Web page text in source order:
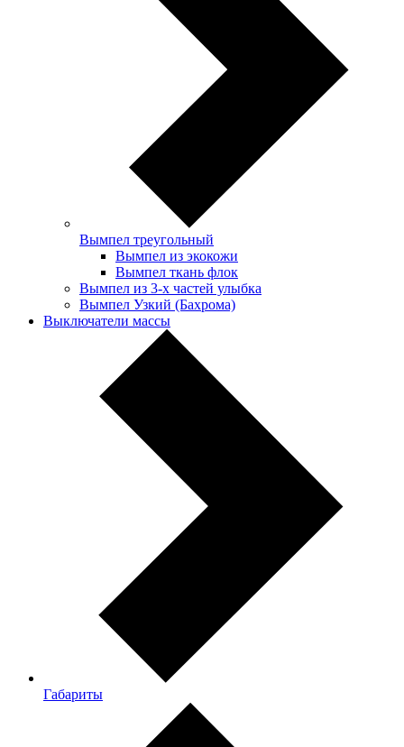
Вымпел треугольный
Вымпел из экокожи
Вымпел ткань флок
Вымпел из 3-х частей улыбка
Вымпел Узкий (Бахрома)
Выключатели массы
Габариты